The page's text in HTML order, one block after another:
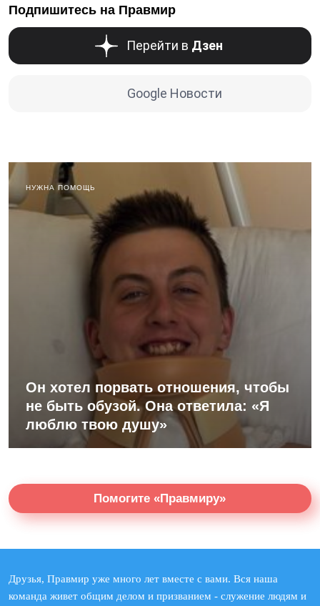
Подпишитесь на Правмир
Перейти в Дзен
Google Новости
НУЖНА ПОМОЩЬ
Он хотел порвать отношения, чтобы
не быть обузой. Она ответила: «Я
люблю твою душу»
Помогите «Правмиру»
Друзья, Правмир уже много лет вместе с вами. Вся наша
команда живет общим делом и призванием - служение людям и